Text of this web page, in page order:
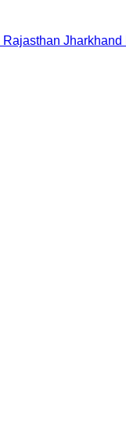
Rajasthan Jharkhand